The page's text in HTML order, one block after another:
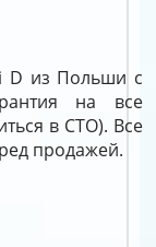
i D из Польши с
на все
в СТО). Все
продажей.